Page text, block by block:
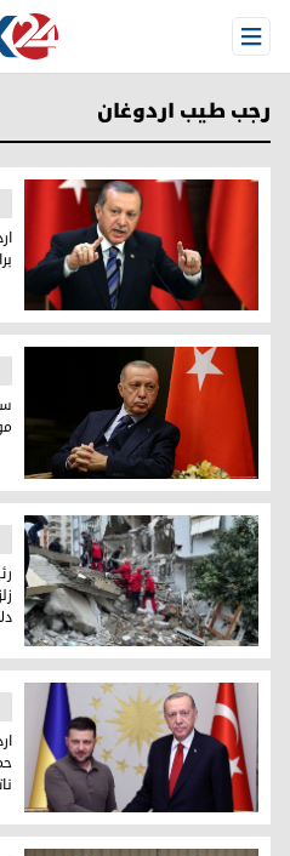
Open Menu
رجب طیب اردوغان
رجب طیب اردوغان، رئیس
رجب طیب اردوغان، رئیس
زمین‌لرزه‌ی ترکیە
رجب طیب اردوغان و ولودمیر